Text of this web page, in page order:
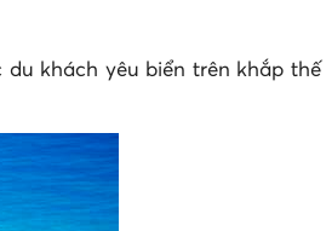
khách yêu biển trên khắp